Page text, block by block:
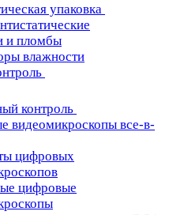
упаковка
и пломбы
влажности
контроль
видеомикроскопы все-в-
цифровых
цифровые